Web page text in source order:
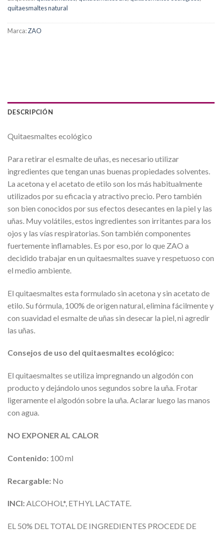
quitaesmaltes natural
Marca:ZAO
DESCRIPCIÓN
Quitaesmaltes ecológico
Para retirar el esmalte de uñas, es necesario utilizar
ingredientes que tengan unas buenas propiedades solventes.
La acetona y el acetato de etilo son los más habitualmente
utilizados por su eficacia y atractivo precio. Pero también
son bien conocidos por sus efectos desecantes en la piel y las
uñas. Muy volátiles, estos ingredientes son irritantes para los
ojos y las vías respiratorias. Son también componentes
fuertemente inflamables. Es por eso, por lo que ZAO a
decidido trabajar en un quitaesmaltes suave y respetuoso con
el medio ambiente.
El quitaesmaltes esta formulado sin acetona y sin acetato de
etilo. Su fórmula, 100% de origen natural, elimina fácilmente y
con suavidad el esmalte de uñas sin desecar la piel, ni agredir
las uñas.
Consejos de uso del quitaesmaltes ecológico:
El quitaesmaltes se utiliza impregnando un algodón con
producto y dejándolo unos segundos sobre la uña. Frotar
ligeramente el algodón sobre la uña. Aclarar luego las manos
con agua.
NO EXPONER AL CALOR
Contenido: 100 ml
Recargable: No
INCI:ALCOHOL*, ETHYL LACTATE.
EL 50% DEL TOTAL DE INGREDIENTES PROCEDE DE